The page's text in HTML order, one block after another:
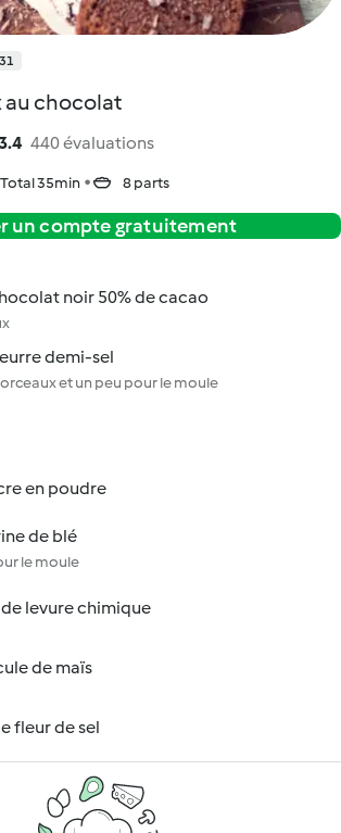
au chocolat
440 évaluations
Total 35min 8 parts
un compte gratuitement
noir 50% de cacao
demi-sel
et un peu pour le moule
en poudre
de blé
le moule
de levure chimique
de maïs
fleur de sel